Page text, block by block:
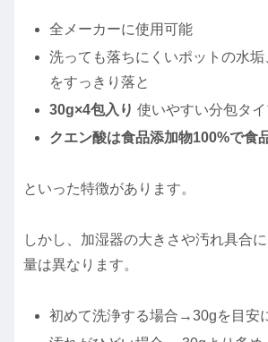
全メーカーに使用可能
洗っても落ちにくいポットの水
をすっきり落と
30g×4包入り 使いやすい分包タ
クエン酸は食品添加物100%で食
といった特徴があります。
しかし、加湿器の大きさや汚れ具合
量は異なります。
初めて洗浄する場合→30gを目安